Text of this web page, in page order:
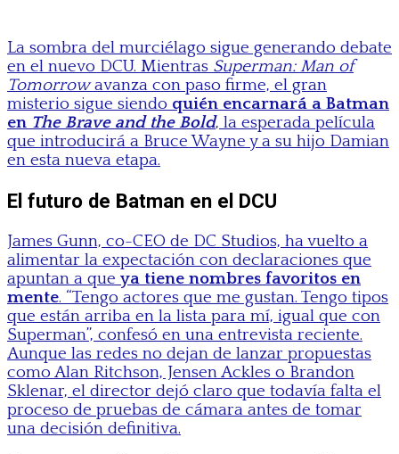
La sombra del murciélago sigue generando debate
en el nuevo DCU. Mientras Superman: Man of
Tomorrowavanza con paso firme, el gran
misterio sigue siendo quién encarnará a Batman
en The Brave and the Bold, la esperada película
que introducirá a Bruce Wayne y a su hijo Damian
en esta nueva etapa.
El futuro de Batman en el DCU
James Gunn, co-CEO de DC Studios, ha vuelto a
alimentar la expectación con declaraciones que
apuntan a que ya tiene nombres favoritos en
mente. “Tengo actores que me gustan. Tengo tipos
que están arriba en la lista para mí, igual que con
Superman”, confesó en una entrevista reciente.
Aunque las redes no dejan de lanzar propuestas
como Alan Ritchson, Jensen Ackles o Brandon
Sklenar, el director dejó claro que todavía falta el
proceso de pruebas de cámara antes de tomar
una decisión definitiva.